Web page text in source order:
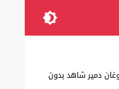
دمير شاهد بدون